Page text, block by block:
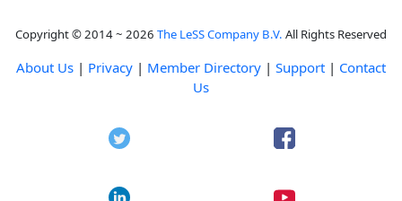
Copyright © 2014 ~ 2026 The LeSS Company B.V. All Rights Reserved
About Us | Privacy | Member Directory | Support | Contact
Us